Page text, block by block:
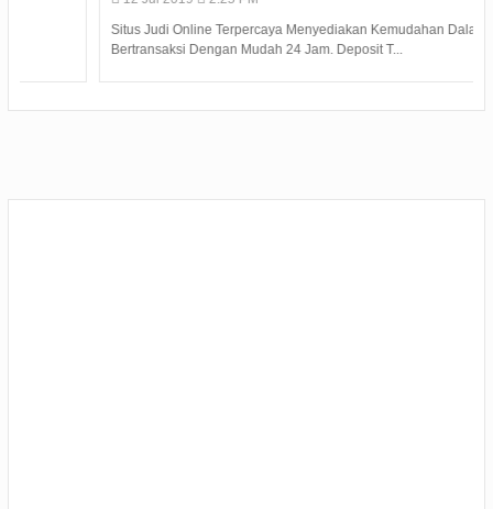
Situs Judi Online Terpercaya Menyediakan Kemudahan Dalam
Bertransaksi Dengan Mudah 24 Jam. Deposit T...